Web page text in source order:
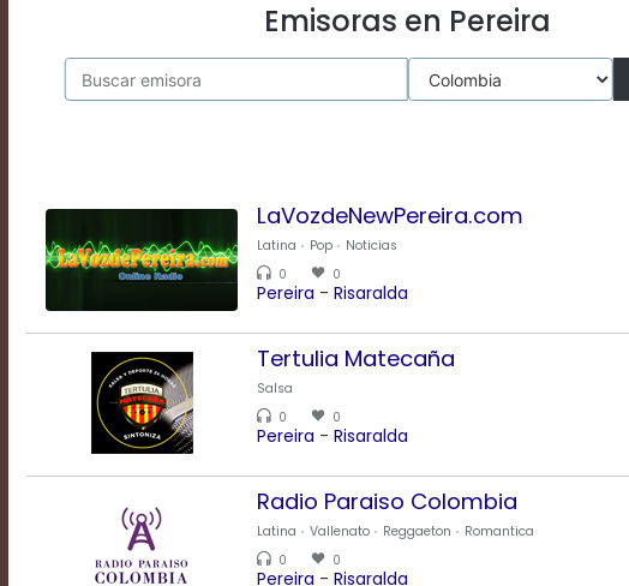
Chapters
selected
subtitles
Emisoras en Pereira
LaVozdeNewPereira.com
Latina Pop
Noticias
0
0
Pereira - Risaralda
Tertulia Matecaña
Salsa
0
0
Pereira - Risaralda
Radio Paraiso Colombia
Latina Vallenato Reggaeton
Romantica
0
0
Pereira - Risaralda